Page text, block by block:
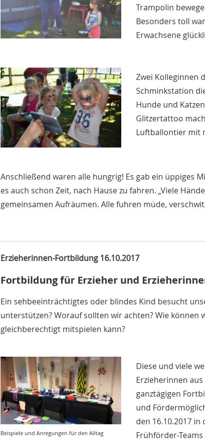
Trampolin
Besonders toll
Erwachsene
Zwei Kolleginnen
Schminkstation
Hunde und
Glitzertattoo
Luftballontier mit
Anschließend waren alle hungrig! Es gab ein üppiges
es auch schon Zeit, nach Hause zu fahren. „Viele
gemeinsamen Aufräumen. Alle fuhren müde,
Erzieherinnen-Fortbildung 16.10.2017
Fortbildung für Erzieher und
Ein sehbeeinträchtigtes oder blindes Kind besucht
unterstützen? Worauf sollten wir achten? Wie können
gleichberechtigt mitspielen kann?
Beispiele und Anregungen für den Alltag
Diese und viele
Erzieherinnen
ganztägigen
und
den 16.10.2017
Frühförder-